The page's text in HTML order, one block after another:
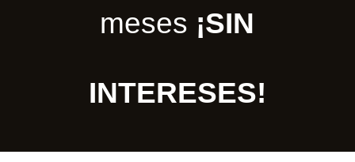
meses ¡SIN
INTERESES!